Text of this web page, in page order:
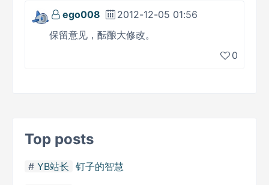
ego008
2012-12-05 01:56
保留意见，酝酿大修改。
0
Top posts
YB站长 钉子的智慧